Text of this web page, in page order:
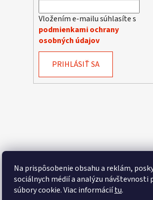
Na prispôsobenie obsahu a reklám,
sociálnych médií a analýzu návštevnosti
súbory cookie. Viac informáciítu.
Vložením e-mailu súhlasíte s
podmienkami ochrany
osobných údajov
PRIHLÁSIŤ SA